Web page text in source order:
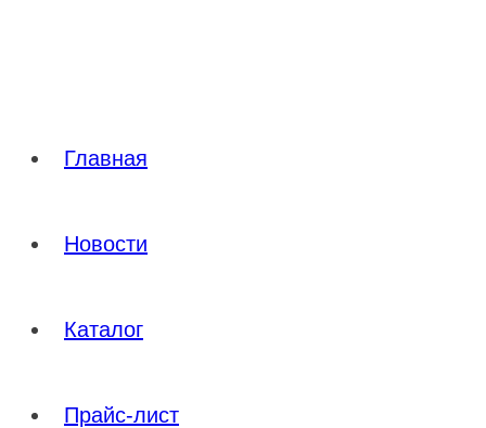
Главная
Новости
Каталог
Прайс-лист